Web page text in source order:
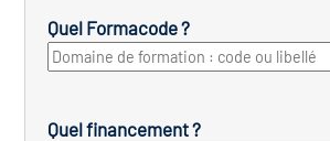
Quel Formacode ?
Quel financement ?